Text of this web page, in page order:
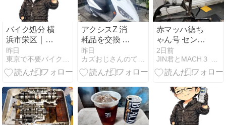
流用
バイク処分 横
浜市栄区｜原
付・スクータ
ー即回収【バ
イク回収ホン
８年版
昨日
東京で不要バイク処分はＢＵＭアズウイング
アクシスZ 消
耗品を交換 そ
の3 駆動系 プ
ーリーボス固
着
昨日
カズおじさんのてきとう日記
赤マッハ徳ち
ゃん号 センタ
ースタンドの
へたり修正（^
ｰ^）
2日前
JIN君とMACH３ (^O^)